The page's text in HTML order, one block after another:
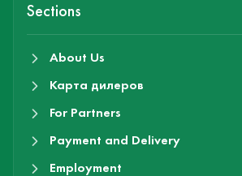
Sections
About Us
Карта дилеров
For Partners
Payment and Delivery
Employment